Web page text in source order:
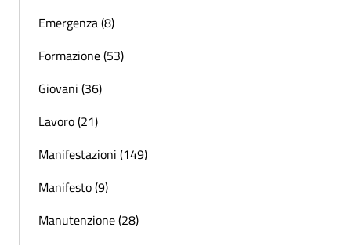
Emergenza (8)
Formazione (53)
Giovani (36)
Lavoro (21)
Manifestazioni (149)
Manifesto (9)
Manutenzione (28)